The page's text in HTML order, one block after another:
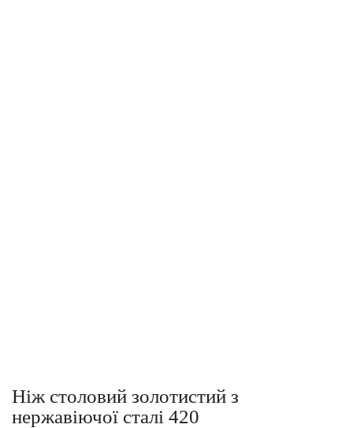
Ніж столовий золотистий з
нержавіючої сталі 420